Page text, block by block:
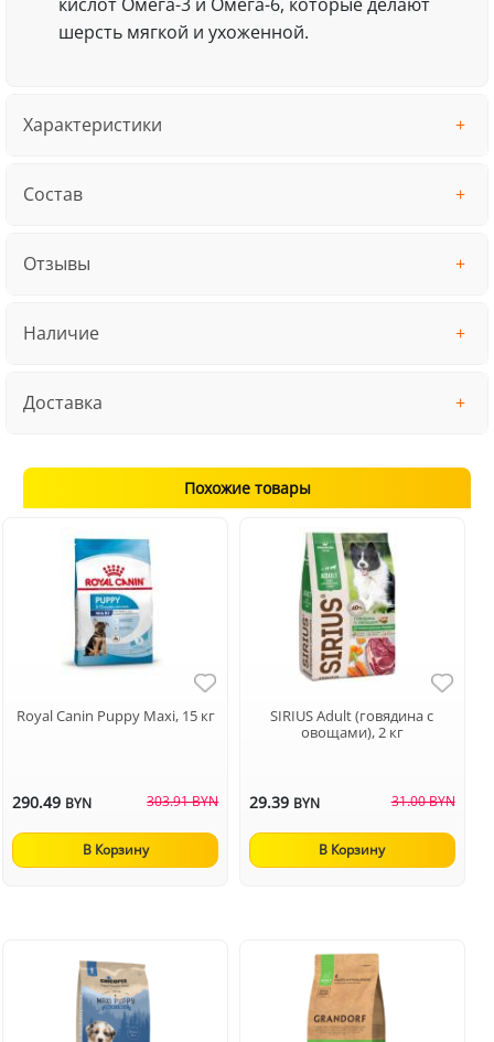
шерсть мягкой и ухоженной.
Характеристики
Состав
Отзывы
Наличие
Доставка
Похожие товары
Royal Canin Puppy Maxi, 15 кг
290.49 BYN 303.91 BYN
В Корзину
SIRIUS Adult (говядина с
овощами), 2 кг
29.39 BYN 31.00 BYN
В Корзину